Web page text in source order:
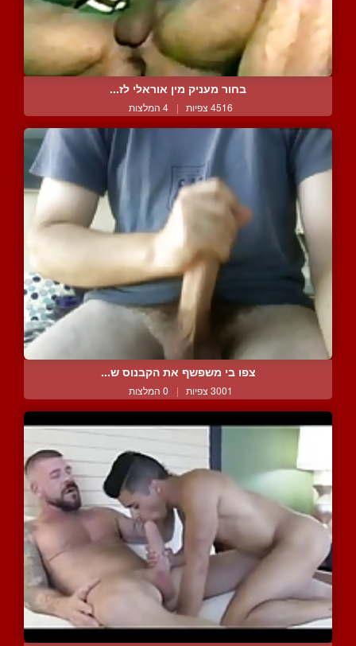
בחור מעניק מין אוראלי לז...
4516 צפיות | 4 המלצות
צפו בי משפשף את הקבנוס ש...
3001 צפיות | 0 המלצות